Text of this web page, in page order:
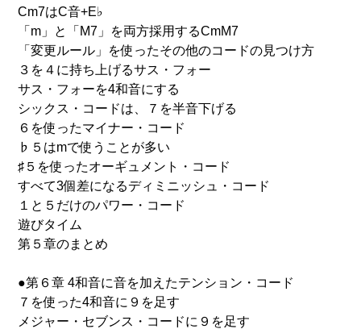
Cm7はC音+E♭
「m」と「M7」を両方採用するCmM7
「変更ルール」を使ったその他のコードの見つけ方
３を４に持ち上げるサス・フォー
サス・フォーを4和音にする
シックス・コードは、７を半音下げる
６を使ったマイナー・コード
♭５はmで使うことが多い
♯５を使ったオーギュメント・コード
すべて3個差になるディミニッシュ・コード
１と５だけのパワー・コード
遊びタイム
第５章のまとめ
●第６章 4和音に音を加えたテンション・コード
７を使った4和音に９を足す
メジャー・セブンス・コードに９を足す